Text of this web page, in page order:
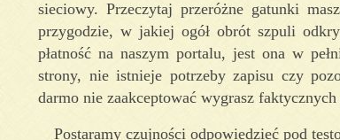
sieciowy. Przeczytaj przeróżne gatunki
przygodzie, w jakiej ogół obrót szpuli
płatność na naszym portalu, jest ona w
strony, nie istnieje potrzeby zapisu czy
darmo nie zaakceptować wygrasz
Postaramy czujności odpowiedzieć pod